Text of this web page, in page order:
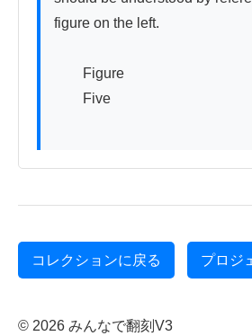
figure on the left.
Figure
Five
コレクションに戻る プロジ
© 2026 みんなで翻刻V3